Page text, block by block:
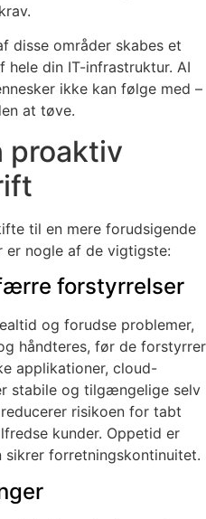
disse områder skabes et
din IT-infrastruktur. AI
ikke kan følge med –
at tøve.
proaktiv
til en mere forudsigende
er nogle af de vigtigste:
forstyrrelser
og forudse problemer,
håndteres, før de forstyrrer
applikationer, cloud-
stabile og tilgængelige selv
risikoen for tabt
kunder. Oppetid er
sikrer forretningskontinuitet.